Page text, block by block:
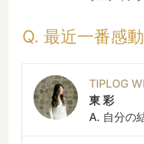
Q. 最近一番感
TIPLOG
東 彩
A. 自分の